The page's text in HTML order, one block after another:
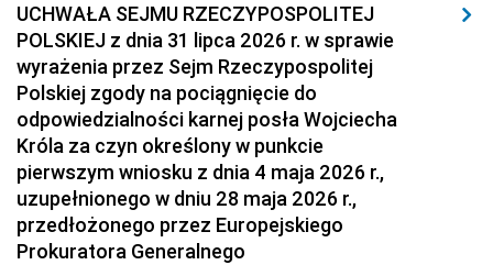
UCHWAŁA SEJMU RZECZYPOSPOLITEJ
POLSKIEJ z dnia 31 lipca 2026 r. w sprawie
wyrażenia przez Sejm Rzeczypospolitej
Polskiej zgody na pociągnięcie do
odpowiedzialności karnej posła Wojciecha
Króla za czyn określony w punkcie
pierwszym wniosku z dnia 4 maja 2026 r.,
uzupełnionego w dniu 28 maja 2026 r.,
przedłożonego przez Europejskiego
Prokuratora Generalnego